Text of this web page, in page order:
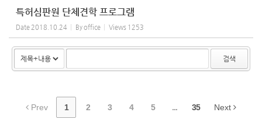
특허심판원 단체견학 프로그램
Date 2018.10.24 Byoffice Views 1253
검색
Prev 1 2 3 4 5 ... 35 Next